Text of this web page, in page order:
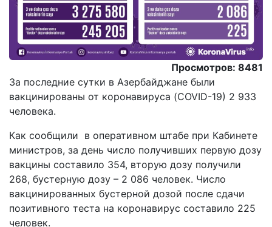
Просмотров: 8481
За последние сутки в Азербайджане были
вакцинированы от коронавируса (COVID-19) 2 933
человека.
Как сообщили в оперативном штабе при Кабинете
министров, за день число получивших первую дозу
вакцины составило 354, вторую дозу получили
268, бустерную дозу – 2 086 человек. Число
вакцинированных бустерной дозой после сдачи
позитивного теста на коронавирус составило 225
человек.